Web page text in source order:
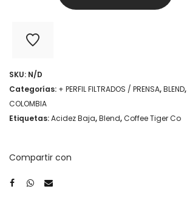
Coffee
Co
cantidad
SKU: N/D
Categorías: + PERFIL FILTRADOS / PRENSA,BLEND,
COLOMBIA
Etiquetas:Acidez Baja,Blend,Coffee Tiger Co
Compartir con